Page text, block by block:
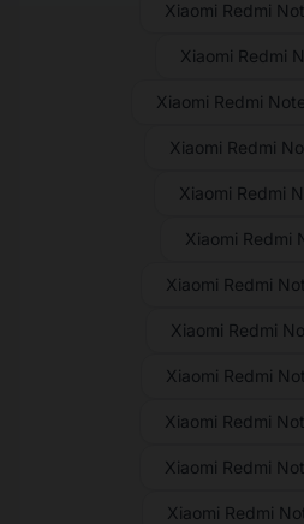
Xiaomi Redmi
Xiaomi Redmi
Xiaomi Redmi
Xiaomi Redmi
Xiaomi Redmi
Xiaomi Redmi
Xiaomi Redmi
Xiaomi Redmi
Xiaomi Redmi
Xiaomi Redmi
Xiaomi Redmi
Xiaomi Redmi